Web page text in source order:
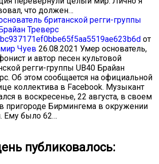
что должен…
британской регги-группы
Треверс
от
Чуев 26.08.2021 Умер основатель,
и автор песен культовой
регги-группы UB40 Брайан
Об этом сообщается на официальной
коллектива в Facebook. Музыкант
в воскресенье, 22 августа, в своем
пригороде Бирмингема в окружении
Ему было 62…
публиковалось: